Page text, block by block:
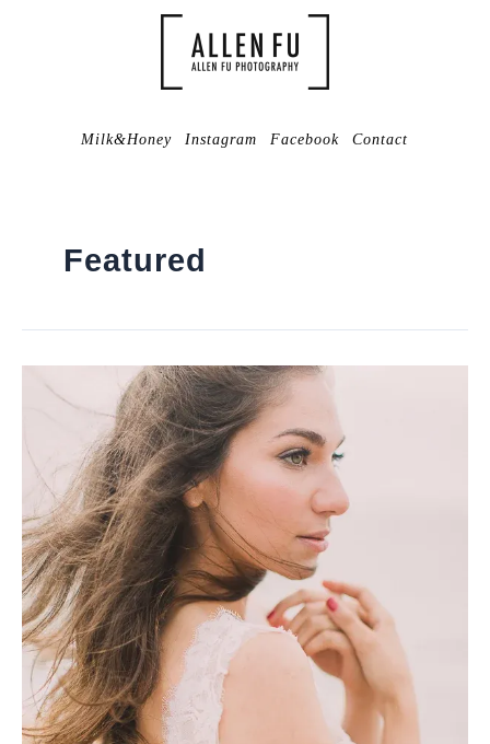
Milk&Honey Instagram Facebook Contact
Featured